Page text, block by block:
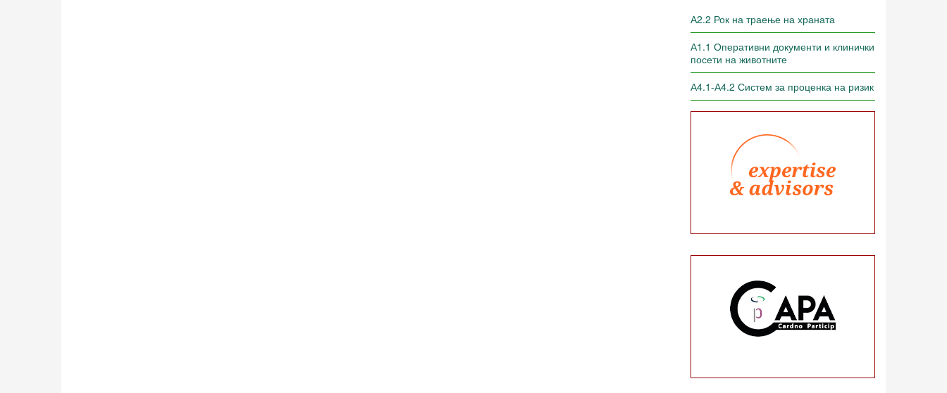
А2.2 Рок на траење на храната
А1.1 Оперативни документи и клинички
посети на животните
А4.1-А4.2 Систем за проценка на ризик